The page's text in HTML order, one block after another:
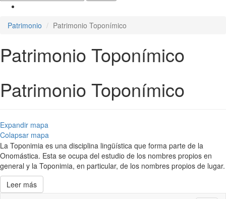
Patrimonio Patrimonio Toponímico
Patrimonio Toponímico
Patrimonio Toponímico
Expandir mapa
Colapsar mapa
La Toponimia es una disciplina lingüística que forma parte de la
Onomástica. Esta se ocupa del estudio de los nombres propios en
general y la Toponimia, en particular, de los nombres propios de lugar.
Leer más